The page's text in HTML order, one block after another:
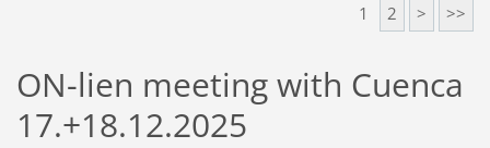
1 2 > >>
ON-lien meeting with Cuenca
17.+18.12.2025